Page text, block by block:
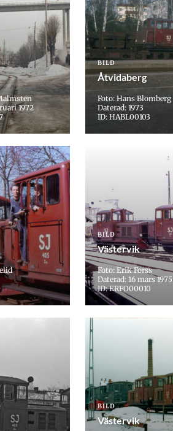
1972
BILD
Åtvidaberg
Foto: Hans Blomberg
Daterad: 1973
ID: HABL00103
BILD
Västervik
Foto: Erik Forss
Daterad: 16 mars 1975
ID: ERFO00010
BILD
Västervik